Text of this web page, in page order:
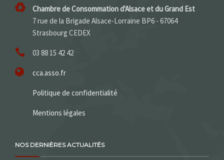
Chambre de Consommation d'Alsace et du Grand Est
7 rue de la Brigade Alsace-Lorraine BP6 - 67064
Strasbourg CEDEX
03 88 15 42 42
cca.asso.fr
Politique de confidentialité
Mentions légales
NOS DERNIÈRES ACTUALITÉS